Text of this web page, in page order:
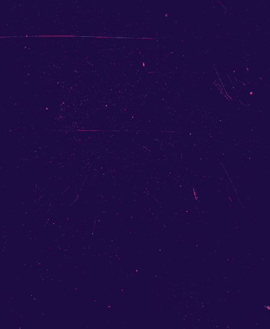
NOGAEREZ
KERALADUST
BUNTSPECHT
TO ATHENA
FR:
3YOONI
LUM
TUCE ALBA
PAOLAFUERTE
NOEMI BEZA